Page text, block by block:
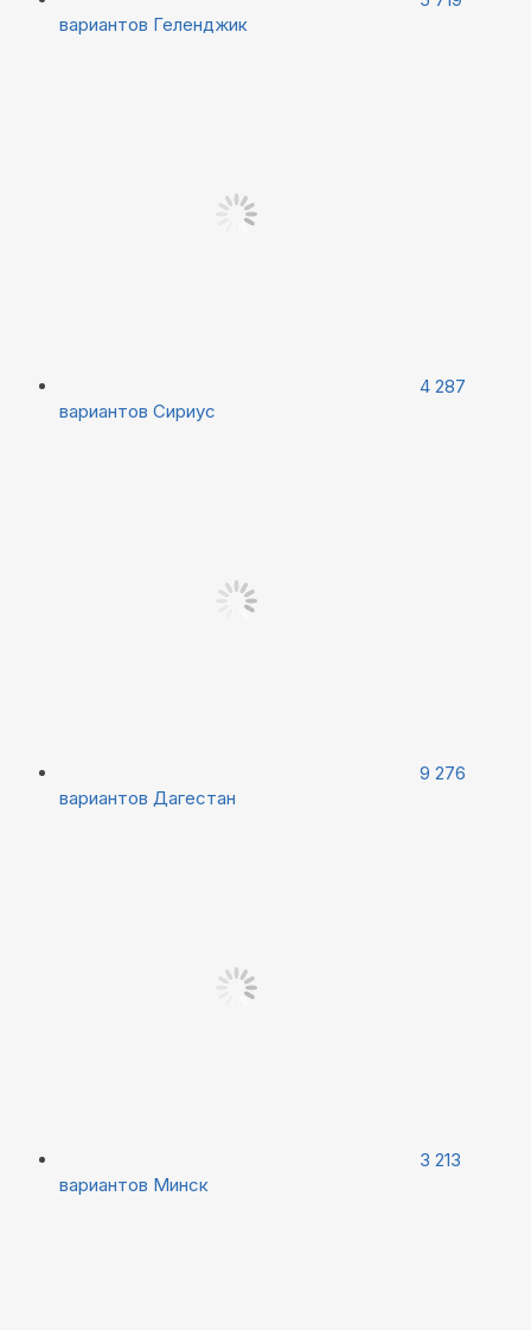
вариантов Геленджик
4 287
вариантов Сириус
9 276
вариантов Дагестан
3 213
вариантов Минск